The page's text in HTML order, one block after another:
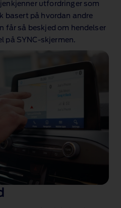
utfordringer som
basert på hvordan andre
får så beskjed om hendelser
på SYNC‑skjermen.